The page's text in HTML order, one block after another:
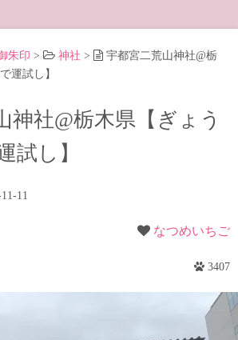
朱印 > 神社 >
宇都宮二荒山神社@栃
運試し】
神社@栃木県【ぎょう
試し】
11
なつめいちご
3407